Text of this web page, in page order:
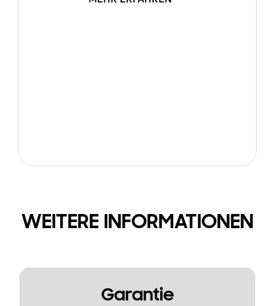
WEITERE INFORMATIONEN
Garantie